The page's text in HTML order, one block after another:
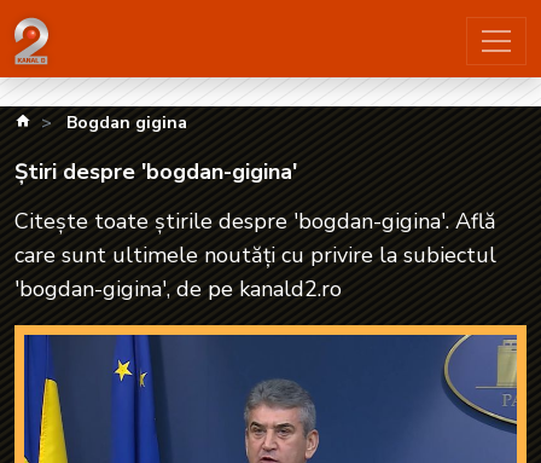
Știri despre 'bogdan-gigina'| kanald2.ro
kanald.ro
Bogdan gigina
Știri despre 'bogdan-gigina'
Citește toate știrile despre 'bogdan-gigina'. Află
care sunt ultimele noutăți cu privire la subiectul
'bogdan-gigina', de pe kanald2.ro